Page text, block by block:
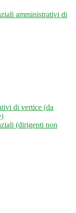
amministrativi di
di vertice (da
(dirigenti non